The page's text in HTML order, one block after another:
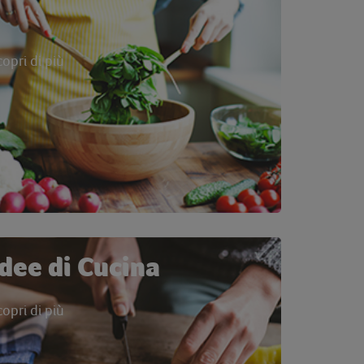
di più
di Cucina
di più